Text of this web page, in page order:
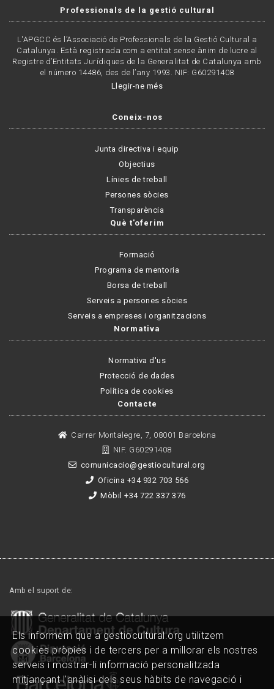
Professionals de la gestió cultural
L'APGCC és l’Associació de Professionals de la Gestió Cultural a
Catalunya. Està registrada com a entitat sense ànim de lucre al
Registre d’Entitats Jurídiques de la Generalitat de Catalunya amb
el número 14486, des de l’any 1993. NIF: G60291408
Llegir-ne més
Coneix-nos
Junta directiva i equip
Objectius
Línies de treball
Persones sòcies
Transparència
Què t'oferim
Formació
Programa de mentoria
Borsa de treball
Serveis a persones sòcies
Serveis a empreses i organitzacions
Normativa
Normativa d'us
Protecció de dades
Política de cookies
Contacte
Carrer Montalegre, 7, 08001 Barcelona
NIF. G60291408
comunicacio@gestiocultural.org
Oficina +34 932 703 566
Mòbil +34 722 337 376
Amb el suport de:
Els informem que a gestiocultural.org utilitzem
cookies pròpies i de tercers per a millorar els nostres
serveis i mostrar-li informació personalitzada
mitjançant l'anàlisi dels seus hàbits de navegació i